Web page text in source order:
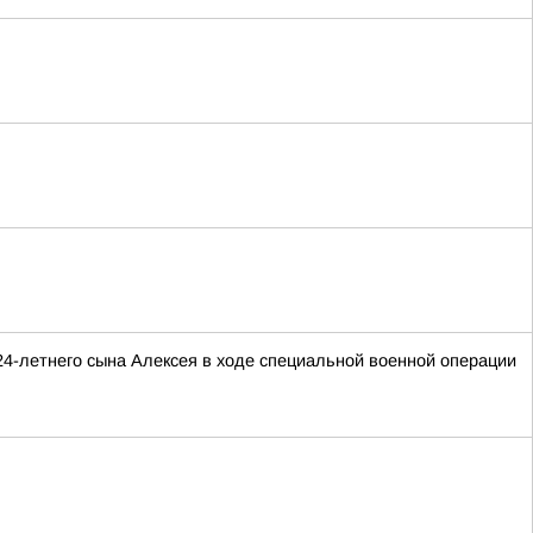
летнего сына Алексея в ходе специальной военной операции